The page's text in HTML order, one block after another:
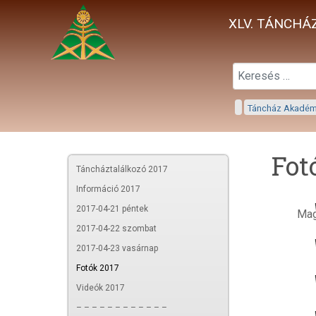
XLV.
Táncház
Táncháztalálkozó 2017
Információ 2017
2017-04-21 péntek
2017-04-22 szombat
2017-04-23 vasárnap
Fotók 2017
Videók 2017
– – – – – – – – – – – –